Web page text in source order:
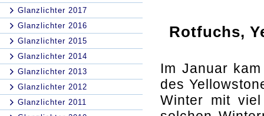
Glanzlichter 2017
Glanzlichter 2016
Glanzlichter 2015
Glanzlichter 2014
Glanzlichter 2013
Glanzlichter 2012
Glanzlichter 2011
Rotfuchs,
Im Januar
des
Winter mit